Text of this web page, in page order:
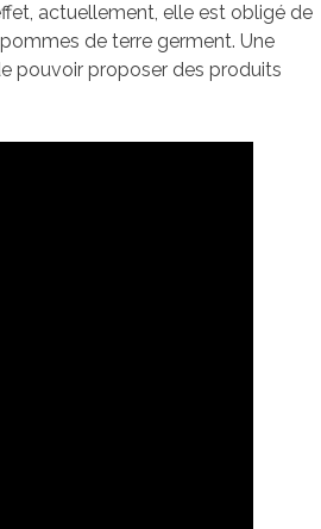
actuellement, elle est obligé de
de terre germent. Une
pouvoir proposer des produits